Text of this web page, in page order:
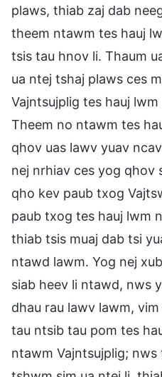
plaws, thiab zaj dab
theem ntawm tes hauj
tsis tau hnov li. Thaum
ua ntej tshaj plaws ces
Vajntsujplig tes hauj
Theem no ntawm tes
qhov uas lawv yuav
nej nrhiav ces yog
qho kev paub txog
paub txog tes hauj lwm
thiab tsis muaj dab tsi
ntawd lawm. Yog nej
siab heev li ntawd, nws
dhau rau lawv lawm,
tau ntsib tau pom tes
ntawm Vajntsujplig;